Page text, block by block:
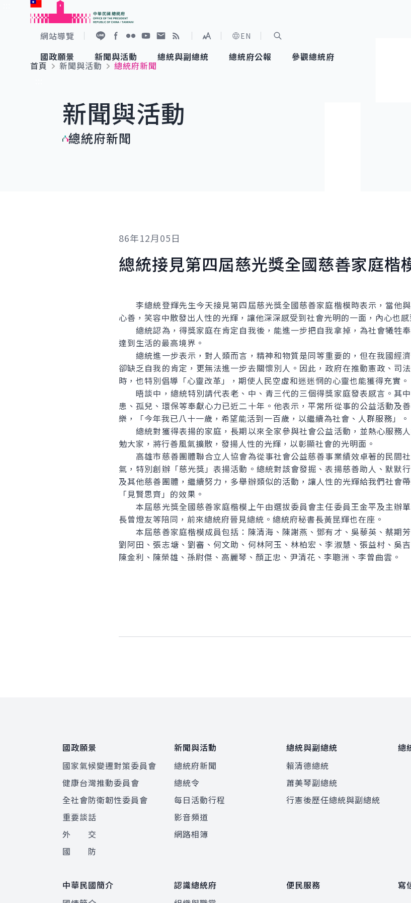
跳到主要內容
網站導覽
展開字級選單
EN
國政願景
國家氣候變遷對策委員會
重要談話
新聞與活動
總統府新聞
影音頻道
總統與副總統
賴清德總統
總統府公報 參觀總統府
參觀資訊
首頁
新聞與活動
總統府新聞
新聞與活動
總統府新聞
86年12月05日
總統接見第四屆慈光獎全國慈善家庭楷
李總統登輝先生今天接見第四屆慈光獎全國慈善家庭楷模時表示，當他
心善，笑容中散發出人性的光輝，讓他深深感受到社會光明的一面，內心也感
總統認為，得獎家庭在肯定自我後，能進一步把自我拿掉，為社會犧牲
達到生活的最高境界。
總統進一步表示，對人類而言，精神和物質是同等重要的，但在我國經濟
卻缺乏自我的肯定，更無法進一步去關懷別人。因此，政府在推動憲政、司
時，也特別倡導「心靈改革」，期使人民空虛和迷迷惘的心靈也能獲得充實。
晤談中，總統特別請代表老、中、青三代的三個得獎家庭發表感言。其
患、孤兒、環保等奉獻心力已近二十年。他表示，平常所從事的公益活動及
樂，「今年我已八十一歲，希望能活到一百歲，以繼續為社會、人群服務」。
總統對獲得表揚的家庭，長期以來全家參與社會公益活動，並熱心服務
勉大家，將行善風氣擴散，發揚人性的光輝，以彰顯社會的光明面。
高雄市慈善團體聯合立人協會為從事社會公益慈善事業績效卓著的民間
氣，特別創辦「慈光獎」表揚活動。總統對該會發掘、表揚慈善助人、默默
及其他慈善團體，繼續努力，多舉辦類似的活動，讓人性的光輝給我們社會
「見賢思齊」的效果。
本屆慈光獎全國慈善家庭楷模上午由選拔委員會主任委員王金平及主辦
長曾燈友等陪同，前來總統府晉見總統。總統府秘書長黃昆輝也在座。
本屆慈善家庭楷模成員包括：陳清海、陳謝燕、鄧有才、吳藜英、蔡期芳
劉阿田、張志塘、劉審、何文助、何林阿玉、林柏宏、李淑慧、張益村、吳
陳金利、陳榮雄、孫尉傑、高麗琴、顏正忠、尹清花、李聰洲、李曾曲雲。
國政願景
國家氣候變遷對策委員會
健康台灣推動委員會
全社會防衛韌性委員會
重要談話
外 交
國 防
新聞與活動
總統府新聞
總統令
每日活動行程
影音頻道
網路相簿
總統與副總統
賴清德總統
蕭美琴副總統
行憲後歷任總統與副總統
總
中華民國簡介
認識總統府
便民服務 寫